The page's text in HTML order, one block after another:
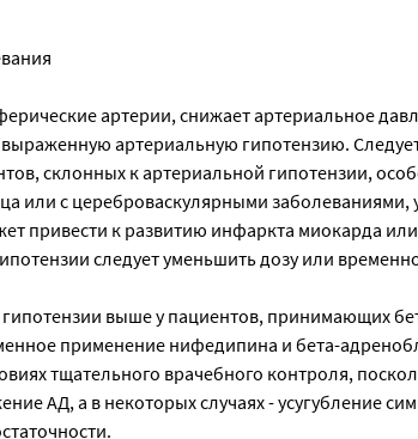
артерии, снижает артериальное
артериальную гипотензию.
склонных к артериальной гипотензии,
или с цереброваскулярными заболеваниями,
привести к развитию инфаркта миокарда или
следует уменьшить дозу или
выше у пациентов, принимающих
применение нифедипина и бета-
тщательного врачебного контроля,
АД, а в некоторых случаях - усугубление